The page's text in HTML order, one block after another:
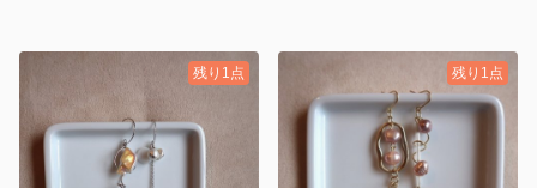
残り1点 残り1点